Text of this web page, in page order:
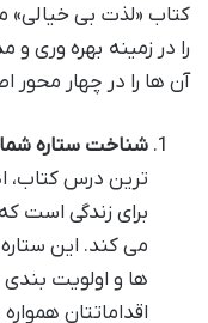
کتاب «لذت بی خیالی»
را در زمینه بهره وری
آن ها را در چهار محور
شناخت ستاره
ترین درس
برای زندگی است
می کند. این
ها و اولویت
اقداماتتان